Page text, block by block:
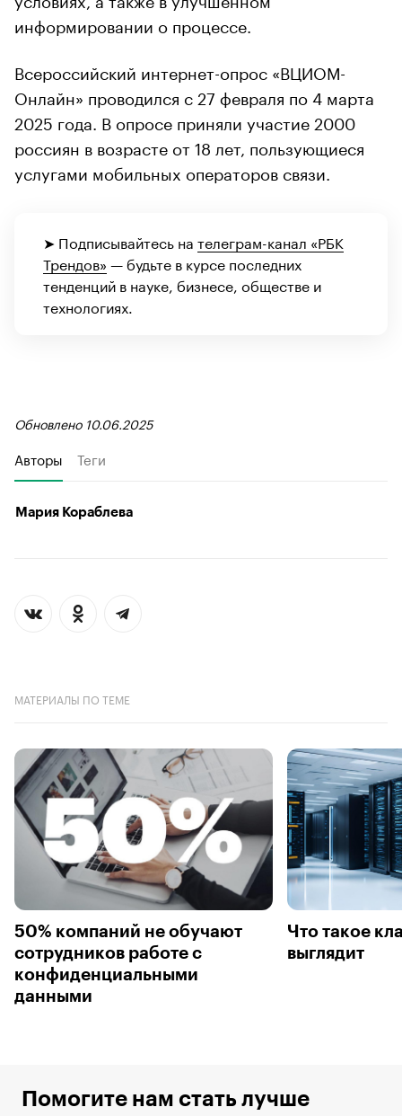
информировании о процессе.
Всероссийский интернет-опрос «ВЦИОМ-
Онлайн» проводился с 27 февраля по 4 марта
2025 года. В опросе приняли участие 2000
россиян в возрасте от 18 лет, пользующиеся
услугами мобильных операторов связи.
➤ Подписывайтесь на телеграм-канал «РБК
Трендов» — будьте в курсе последних
тенденций в науке, бизнесе, обществе и
технологиях.
Обновлено 10.06.2025
Авторы Теги
Мария Кораблева
МАТЕРИАЛЫ ПО ТЕМЕ
50% компаний не обучают
сотрудников работе с
конфиденциальными
данными
Что такое
выглядит
Помогите нам стать лучше